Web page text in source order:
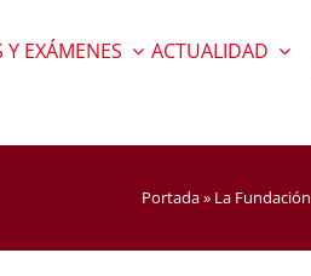
Y EXÁMENES ACTUALIDAD
Portada» La Fundación